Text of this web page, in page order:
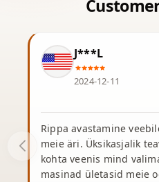
J***L
2024-12-11
Rippa avastamine
meie äri. Üksikasjalik
kohta veenis mind
masinad ületasid meie